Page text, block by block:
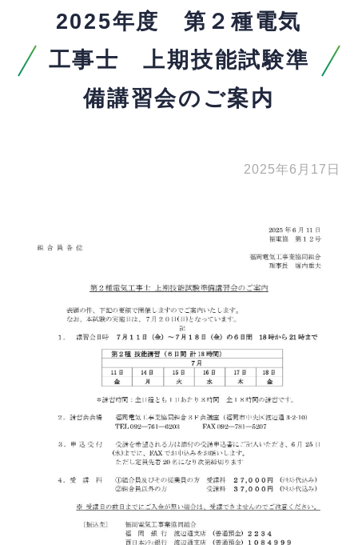
2025年度 第２種電気
工事士 上期技能試験準
備講習会のご案内
2025年6月17日